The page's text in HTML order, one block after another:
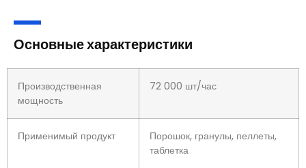
Основные характеристики
Производственная
мощность
72 000 шт/час
Применимый продукт
Порошок, гранулы, пеллеты,
таблетка